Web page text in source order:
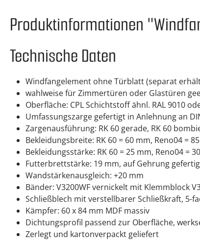
Produktinformationen
Technische Daten
Windfangelement ohne Türblatt (separat
wahlweise für Zimmertüren oder Glastüren
Oberfläche: CPL Schichtstoff ähnl. RAL 9010
Umfassungszarge gefertigt in Anlehnung an
Zargenausführung: RK 60 gerade, RK 60
Bekleidungsbreite: RK 60 = 60 mm, Reno04 =
Bekleidungsstärke: RK 60 = 25 mm, Reno04 =
Futterbrettstärke: 19 mm, auf Gehrung
Wandstärkenausgleich: +20 mm
Bänder: V3200WF vernickelt mit Klemmblock
Schließblech mit verstellbarer Schließkraft, 5-
Kämpfer: 60 x 84 mm MDF massiv
Dichtungsprofil passend zur Oberfläche,
Zerlegt und kartonverpackt geliefert